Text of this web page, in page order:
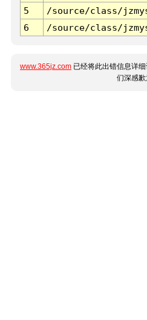
5
/source/class/
6
/source/class/
www.365jz.com 已经将此出错信息详
们深感歉